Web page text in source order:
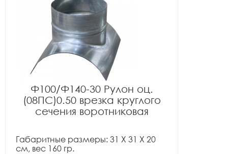
Ф100/Ф140-30 Рулон оц.
(08ПС)0.50 врезка круглого
сечения воротниковая
Габаритные размеры: 31 X 31 X 20
см, вес 160 гр.